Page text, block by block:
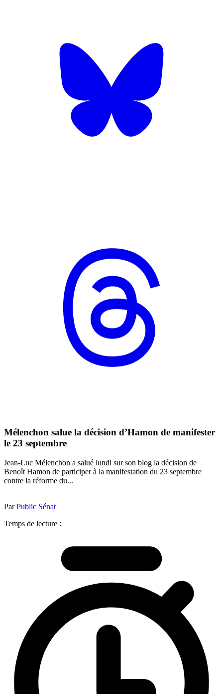
Mélenchon salue la décision d’Hamon de manifester
le 23 septembre
Jean-Luc Mélenchon a salué lundi sur son blog la décision de
Benoît Hamon de participer à la manifestation du 23 septembre
contre la réforme du...
ParPublic Sénat
Temps de lecture :